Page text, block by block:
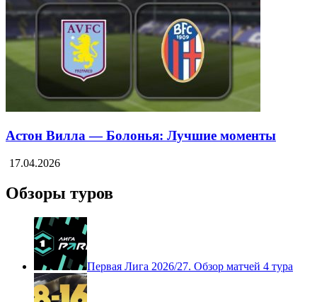
Астон Вилла — Болонья: Лучшие моменты
17.04.2026
Обзоры туров
Первая Лига 2026/27. Обзор матчей 4 тура